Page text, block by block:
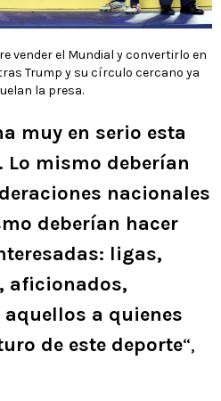
vender el Mundial y convertirlo en
Trump y su círculo cercano ya
la presa.
muy en serio esta
mismo deberían
nacionales
deberían hacer
ligas,
aficionados,
a quienes
de este deporte“,